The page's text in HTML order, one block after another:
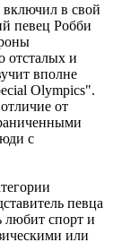
включил в свой
певец Робби
отсталых и
вполне
Olympics".
от
с
певца
любит спорт и
или